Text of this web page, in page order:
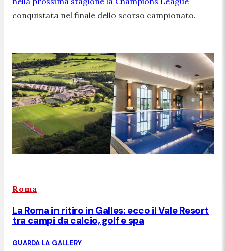
conquistata nel finale dello scorso campionato.
Roma
La Roma in ritiro in Galles: ecco il Vale Resort
tra campi da calcio, golf e spa
GUARDA LA GALLERY